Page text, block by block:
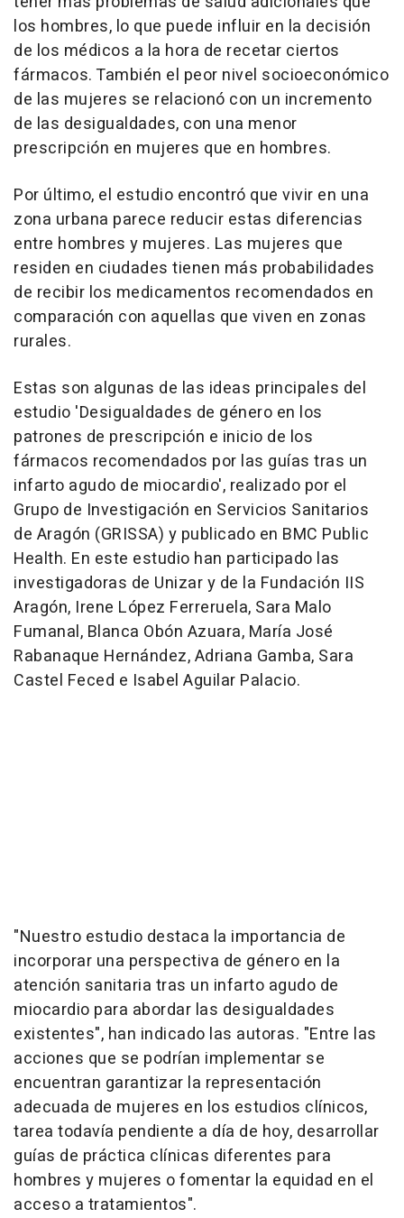
los hombres, lo que puede influir en la decisión
de los médicos a la hora de recetar ciertos
fármacos. También el peor nivel socioeconómico
de las mujeres se relacionó con un incremento
de las desigualdades, con una menor
prescripción en mujeres que en hombres.
Por último, el estudio encontró que vivir en una
zona urbana parece reducir estas diferencias
entre hombres y mujeres. Las mujeres que
residen en ciudades tienen más probabilidades
de recibir los medicamentos recomendados en
comparación con aquellas que viven en zonas
rurales.
Estas son algunas de las ideas principales del
estudio 'Desigualdades de género en los
patrones de prescripción e inicio de los
fármacos recomendados por las guías tras un
infarto agudo de miocardio', realizado por el
Grupo de Investigación en Servicios Sanitarios
de Aragón (GRISSA) y publicado en BMC Public
Health. En este estudio han participado las
investigadoras de Unizar y de la Fundación IIS
Aragón, Irene López Ferreruela, Sara Malo
Fumanal, Blanca Obón Azuara, María José
Rabanaque Hernández, Adriana Gamba, Sara
Castel Feced e Isabel Aguilar Palacio.
"Nuestro estudio destaca la importancia de
incorporar una perspectiva de género en la
atención sanitaria tras un infarto agudo de
miocardio para abordar las desigualdades
existentes", han indicado las autoras. "Entre las
acciones que se podrían implementar se
encuentran garantizar la representación
adecuada de mujeres en los estudios clínicos,
tarea todavía pendiente a día de hoy, desarrollar
guías de práctica clínicas diferentes para
hombres y mujeres o fomentar la equidad en el
acceso a tratamientos".